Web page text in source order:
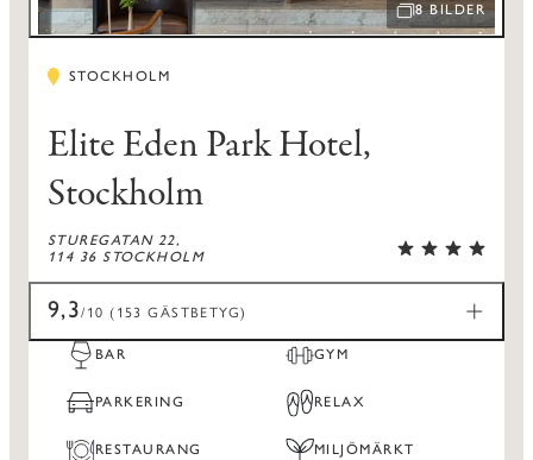
ÖPPNA BILDSPEL
8 BILDER
STOCKHOLM
Elite Eden Park Hotel,
Stockholm
STUREGATAN 22,
114 36 STOCKHOLM
9,3/10 (153 GÄSTBETYG)
BAR GYM
PARKERING RELAX
RESTAURANG MILJÖMÄRKT